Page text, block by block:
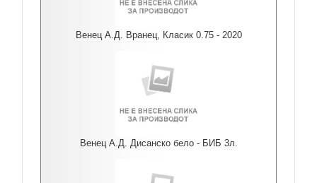
Венец А.Д. Вранец, Класик 0.75 - 2020
Венец А.Д. Дисанско бело - БИБ 3л.